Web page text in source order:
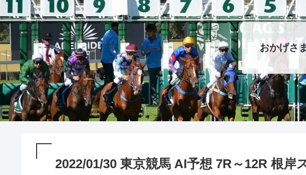
おかげさ
2022/01/30 東京競馬 AI予想 7R～12R 根岸